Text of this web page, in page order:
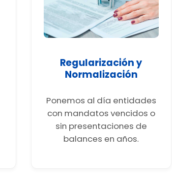
Regularización y
Normalización
Ponemos al día entidades
con mandatos vencidos o
sin presentaciones de
balances en años.